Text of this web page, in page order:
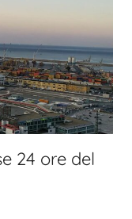
24 ore del